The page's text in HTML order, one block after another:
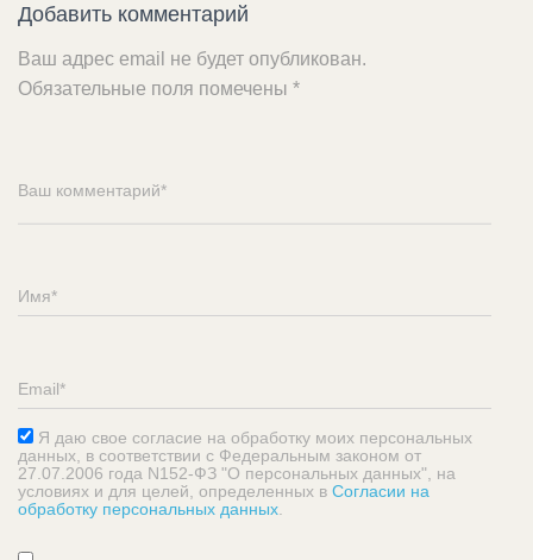
Добавить комментарий
Ваш адрес email не будет опубликован.
Обязательные поля помечены *
Я даю свое согласие на обработку моих персональных
данных, в соответствии с Федеральным законом от
27.07.2006 года N152-ФЗ "О персональных данных", на
условиях и для целей, определенных в Согласии на
обработку персональных данных.